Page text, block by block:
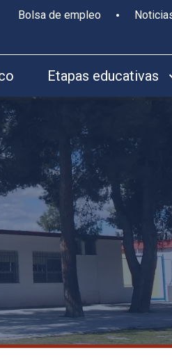
Bolsa de empleo
Etapas educativas